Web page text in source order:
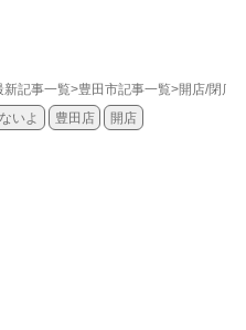
新記事一覧>豊田市記事一覧>開店/閉店
いよ 豊田店 開店